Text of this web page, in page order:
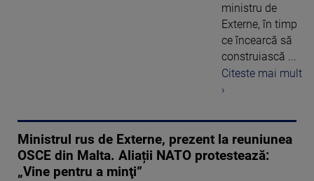
ministru de
Externe, în timp
ce încearcă să
construiască ...
Citeste mai mult
›
Ministrul rus de Externe, prezent la reuniunea
OSCE din Malta. Aliații NATO protestează:
„Vine pentru a minţi”